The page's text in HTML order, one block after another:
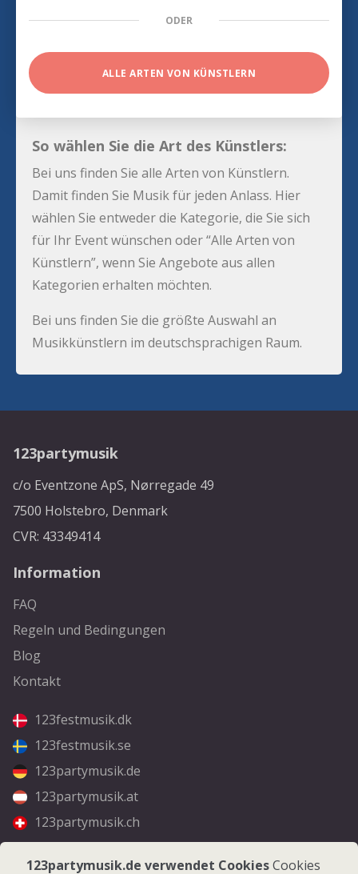
ODER
ALLE ARTEN VON KÜNSTLERN
So wählen Sie die Art des Künstlers:
Bei uns finden Sie alle Arten von Künstlern.
Damit finden Sie Musik für jeden Anlass. Hier
wählen Sie entweder die Kategorie, die Sie sich
für Ihr Event wünschen oder “Alle Arten von
Künstlern”, wenn Sie Angebote aus allen
Kategorien erhalten möchten.
Bei uns finden Sie die größte Auswahl an
Musikkünstlern im deutschsprachigen Raum.
123partymusik
c/o Eventzone ApS, Nørregade 49
7500 Holstebro, Denmark
CVR: 43349414
Information
FAQ
Regeln und Bedingungen
Blog
Kontakt
123festmusik.dk
123festmusik.se
123partymusik.de
123partymusik.at
123partymusik.ch
Folgen Sie uns
123partymusik.de verwendet CookiesCookies